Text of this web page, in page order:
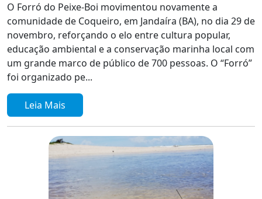
O Forró do Peixe-Boi movimentou novamente a
comunidade de Coqueiro, em Jandaíra (BA), no dia 29 de
novembro, reforçando o elo entre cultura popular,
educação ambiental e a conservação marinha local com
um grande marco de público de 700 pessoas. O “Forró”
foi organizado pe...
Leia Mais